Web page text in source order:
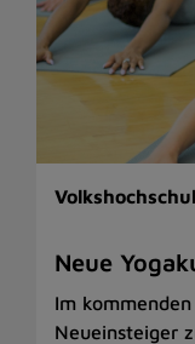
Neue
Im
Neueinsteiger